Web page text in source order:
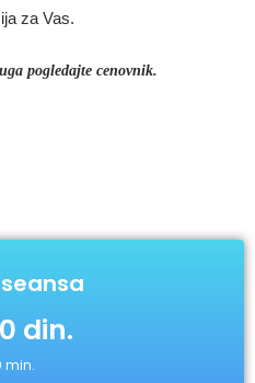
za Vas.
pogledajte cenovnik.
din.
min.